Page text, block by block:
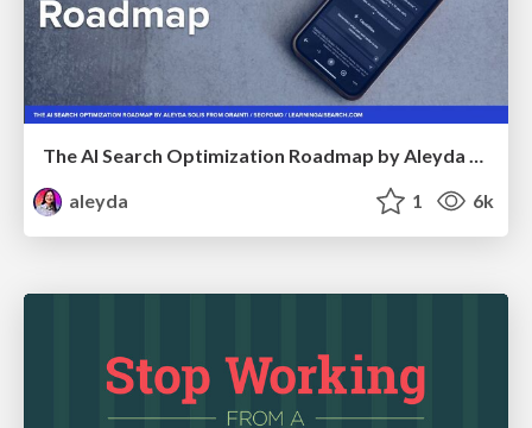
The AI Search Optimization Roadmap by Aleyda Solis
aleyda
1 6k